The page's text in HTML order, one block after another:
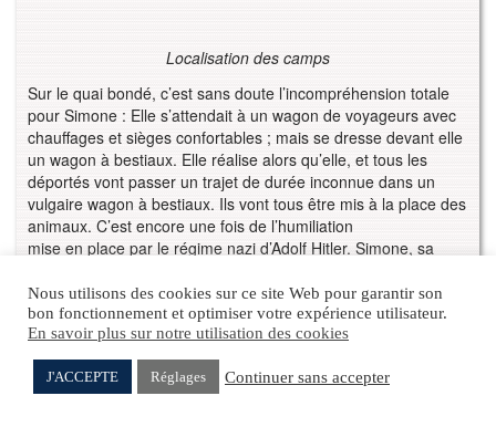
Localisation des camps
Sur le quai bondé, c’est sans doute l’incompréhension totale
pour Simone : Elle s’attendait à un wagon de voyageurs avec
chauffages et sièges confortables ; mais se dresse devant elle
un wagon à bestiaux. Elle réalise alors qu’elle, et tous les
déportés vont passer un trajet de durée inconnue dans un
vulgaire wagon à bestiaux. Ils vont tous être mis à la place des
animaux. C’est encore une fois de l’humiliation
mise en place par le régime nazi d’Adolf Hitler. Simone, sa
dans les wagons le plus vite possible et sans doute sous les
cris des gardes SS commandés par Brunner. L’embarquement
laisse place encore une fois au sadisme et à l’humiliation
des SS. Simone a-t-elle été insultée ? frappée ? poussée ?
pour monter dans ses wagons. Elle a alors 28 ans et sa mère
Nous utilisons des cookies sur ce site Web pour garantir son
bon fonctionnement et optimiser votre expérience utilisateur.
En savoir plus sur notre utilisation des cookies
J'ACCEPTE Réglages Continuer sans accepter